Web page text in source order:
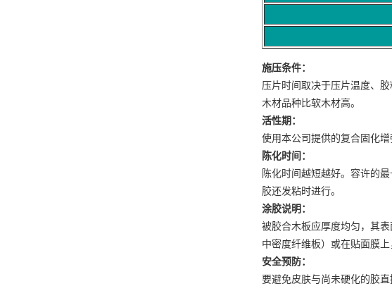
施压条件：
压片时间取决于压片温度、
木材品种比软木材高。
活性期：
使用本公司提供的复合固化
陈化时间：
陈化时间越短越好。容许的
胶还发粘时进行。
涂胶说明：
被胶合木板应厚度均匀，其
中密度纤维板）或在贴面膜
安全预防：
要避免皮肤与尚未硬化的胶